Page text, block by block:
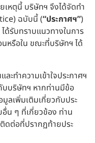
หตุนี้ บริษัทฯ จึงได้จัดทำ
ฉบับนี้ (“ประกาศฯ”)
ได้รับทราบแนวทางในการ
หรือใน ขณะที่บริษัทฯ ได้
ะทำความเข้าใจประกาศฯ
บริษัทฯ หากท่านมีข้อ
ลเพิ่มเติมเกี่ยวกับประ
น ๆ ที่เกี่ยวข้อง ท่าน
ดต่อที่ปรากฏท้ายประ